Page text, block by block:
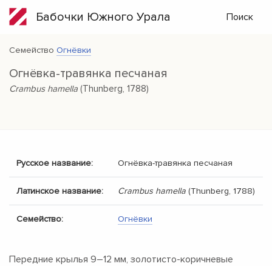
Бабочки Южного Урала Поиск
Семейство Огнёвки
Огнёвка-травянка песчаная
Crambus hamella (Thunberg, 1788)
Русское название: Огнёвка-травянка песчаная
Латинское название: Crambus hamella (Thunberg, 1788)
Семейство: Огнёвки
Передние крылья 9–12 мм, золотисто-коричневые